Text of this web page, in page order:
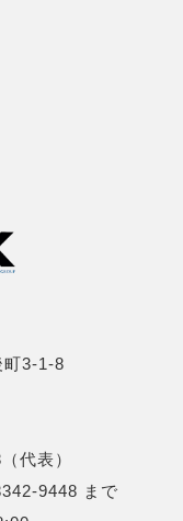
町3-1-8
代表）
9448 まで